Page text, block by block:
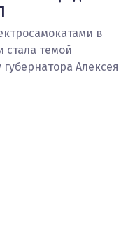
в
стала темой
Алексея